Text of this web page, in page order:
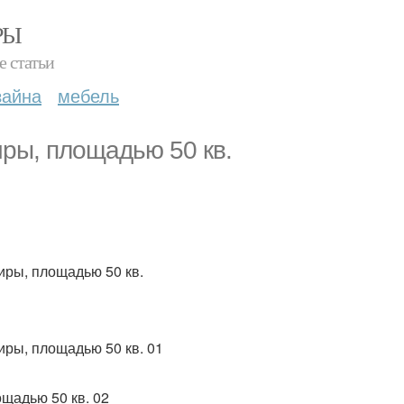
статьи
мебель
площадью 50 кв.